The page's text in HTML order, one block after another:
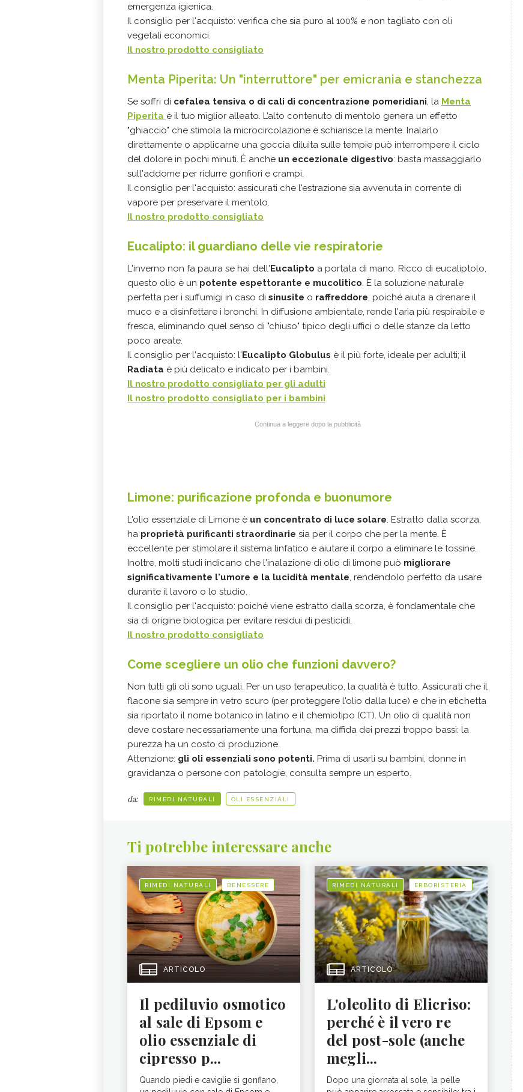
emergenza igienica.
Il consiglio per l'acquisto: verifica che sia puro al 100% e non tagliato con oli
vegetali economici.
Il nostro prodotto consigliato
Menta Piperita: Un "interruttore" per emicrania e stanchezza
Se soffri di cefalea tensiva o di cali di concentrazione pomeridiani, la Menta
Piperita è il tuo miglior alleato. L’alto contenuto di mentolo genera un effetto
"ghiaccio" che stimola la microcircolazione e schiarisce la mente. Inalarlo
direttamente o applicarne una goccia diluita sulle tempie può interrompere il ciclo
del dolore in pochi minuti. È anche un eccezionale digestivo: basta massaggiarlo
sull'addome per ridurre gonfiori e crampi.
Il consiglio per l'acquisto: assicurati che l'estrazione sia avvenuta in corrente di
vapore per preservare il mentolo.
Il nostro prodotto consigliato
Eucalipto: il guardiano delle vie respiratorie
L'inverno non fa paura se hai dell'Eucalipto a portata di mano. Ricco di eucaliptolo,
questo olio è un potente espettorante e mucolitico. È la soluzione naturale
perfetta per i suffumigi in caso di sinusite o raffreddore, poiché aiuta a drenare il
muco e a disinfettare i bronchi. In diffusione ambientale, rende l'aria più respirabile e
fresca, eliminando quel senso di "chiuso" tipico degli uffici o delle stanze da letto
poco areate.
Il consiglio per l'acquisto: l'Eucalipto Globulus è il più forte, ideale per adulti; il
Radiata è più delicato e indicato per i bambini.
Il nostro prodotto consigliato per gli adulti
Il nostro prodotto consigliato per i bambini
Continua a leggere dopo la pubblicità
Limone: purificazione profonda e buonumore
L'olio essenziale di Limone è un concentrato di luce solare. Estratto dalla scorza,
ha proprietà purificanti straordinarie sia per il corpo che per la mente. È
eccellente per stimolare il sistema linfatico e aiutare il corpo a eliminare le tossine.
Inoltre, molti studi indicano che l'inalazione di olio di limone può migliorare
significativamente l'umore e la lucidità mentale, rendendolo perfetto da usare
durante il lavoro o lo studio.
Il consiglio per l'acquisto: poiché viene estratto dalla scorza, è fondamentale che
sia di origine biologica per evitare residui di pesticidi.
Il nostro prodotto consigliato
Come scegliere un olio che funzioni davvero?
Non tutti gli oli sono uguali. Per un uso terapeutico, la qualità è tutto. Assicurati che il
flacone sia sempre in vetro scuro (per proteggere l'olio dalla luce) e che in etichetta
sia riportato il nome botanico in latino e il chemiotipo (CT). Un olio di qualità non
deve costare necessariamente una fortuna, ma diffida dei prezzi troppo bassi: la
purezza ha un costo di produzione.
Attenzione: gli oli essenziali sono potenti. Prima di usarli su bambini, donne in
gravidanza o persone con patologie, consulta sempre un esperto.
da: RIMEDI NATURALI OLI ESSENZIALI
Ti potrebbe interessare anche
RIMEDI NATURALI BENESSERE
ARTICOLO
Il pediluvio osmotico
al sale di Epsom e
olio essenziale di
cipresso p...
Quando piedi e caviglie si gonfiano,
RIMEDI NATURALI ERBORISTERIA
ARTICOLO
L'oleolito di Elicriso:
perché è il vero re
del post-sole (anche
megli...
Dopo una giornata al sole, la pelle